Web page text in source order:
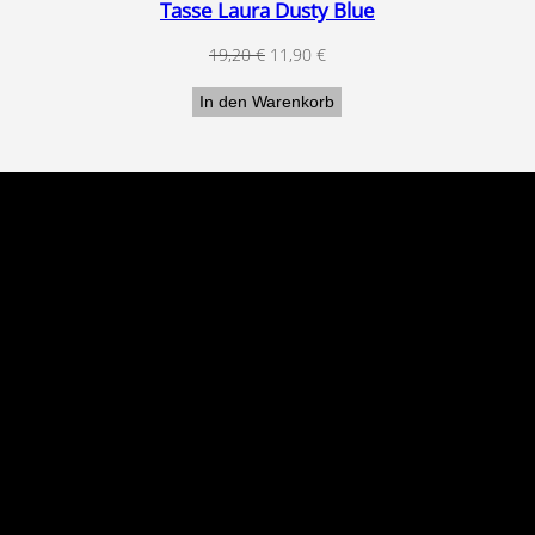
Tasse Laura Dusty Blue
19,20€ Ursprünglicher
war:
11,90 €Aktueller
ist:
In den Warenkorb